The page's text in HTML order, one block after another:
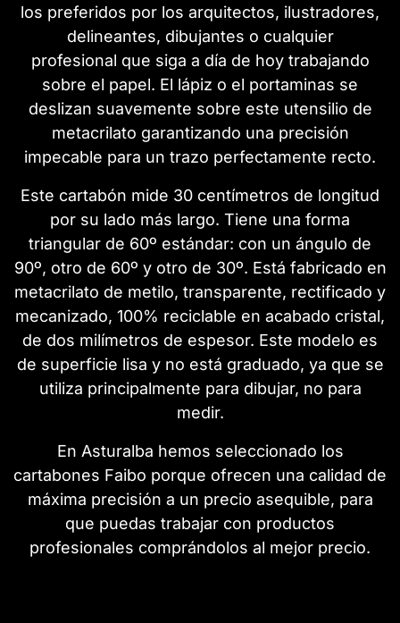
los preferidos por los arquitectos, ilustradores,
delineantes, dibujantes o cualquier
profesional que siga a día de hoy trabajando
sobre el papel. El lápiz o el portaminas se
deslizan suavemente sobre este utensilio de
metacrilato garantizando una precisión
impecable para un trazo perfectamente recto.
Este cartabón mide 30 centímetros de longitud
por su lado más largo. Tiene una forma
triangular de 60º estándar: con un ángulo de
90º, otro de 60º y otro de 30º. Está fabricado en
metacrilato de metilo, transparente, rectificado y
mecanizado, 100% reciclable en acabado cristal,
de dos milímetros de espesor. Este modelo es
de superficie lisa y no está graduado, ya que se
utiliza principalmente para dibujar, no para
medir.
En Asturalba hemos seleccionado los
cartabones Faibo porque ofrecen una calidad de
máxima precisión a un precio asequible, para
que puedas trabajar con productos
profesionales comprándolos al mejor precio.